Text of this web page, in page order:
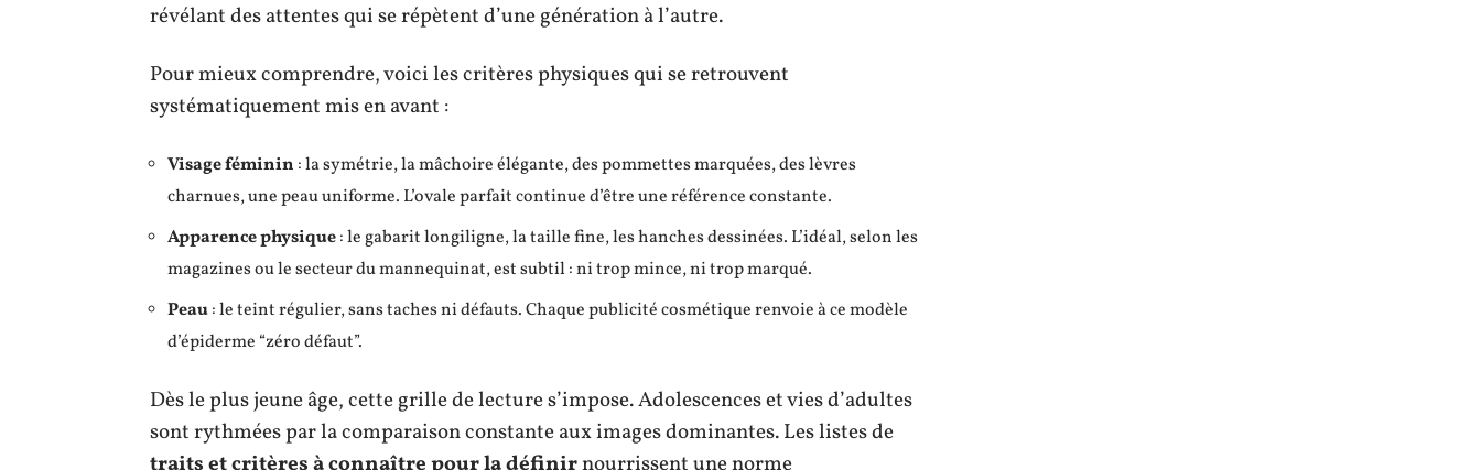
révélant des attentes qui se répètent d’une génération à l’autre.
Pour mieux comprendre, voici les critères physiques qui se retrouvent
systématiquement mis en avant :
Visage féminin : la symétrie, la mâchoire élégante, des pommettes marquées, des lèvres
charnues, une peau uniforme. L’ovale parfait continue d’être une référence constante.
Apparence physique: le gabarit longiligne, la taille fine, les hanches dessinées. L’idéal, selon les
magazines ou le secteur du mannequinat, est subtil : ni trop mince, ni trop marqué.
Peau: le teint régulier, sans taches ni défauts. Chaque publicité cosmétique renvoie à ce modèle
d’épiderme “zéro défaut”.
Dès le plus jeune âge, cette grille de lecture s’impose. Adolescences et vies d’adultes
sont rythmées par la comparaison constante aux images dominantes. Les listes de
traits et critères à connaître pour la définirnourrissent une norme